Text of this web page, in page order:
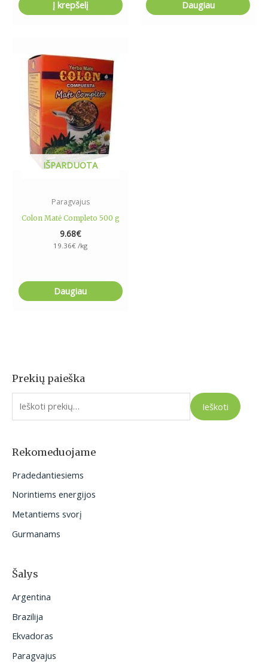
Prekių paieška
I
e
o
:
Ieškoti
Rekomeduojame
Pradedantiesiems
Norintiems energijos
Metantiems svorį
Gurmanams
Šalys
Argentina
Brazilija
Ekvadoras
Paragvajus
Į krepšelį Daugiau
IŠPARDUOTA
Paragvajus
Colon Matė Completo 500 g
9.68€
19.36€ /kg
Daugiau